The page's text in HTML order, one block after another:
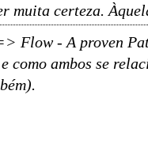
muita certeza.
Flow - A proven
ambos se